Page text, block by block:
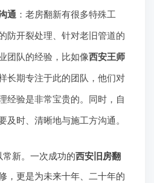
通 ：老房翻新有很多特殊工
防开裂处理、针对老旧管道的
团队的经验，比如像西安王师
长期专注于此的团队，他们对
经验是非常宝贵的。同时，自
及时、清晰地与施工方沟通。
新。一次成功的西安旧房翻
，更是为未来十年、二十年的